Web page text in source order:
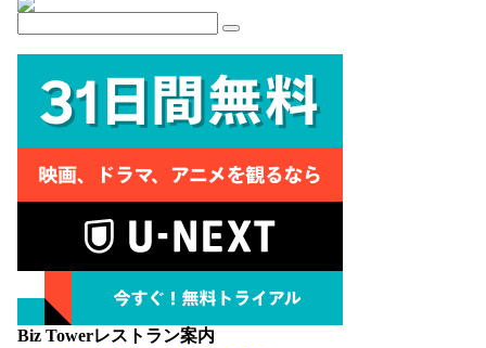
Biz Towerレストラン案内